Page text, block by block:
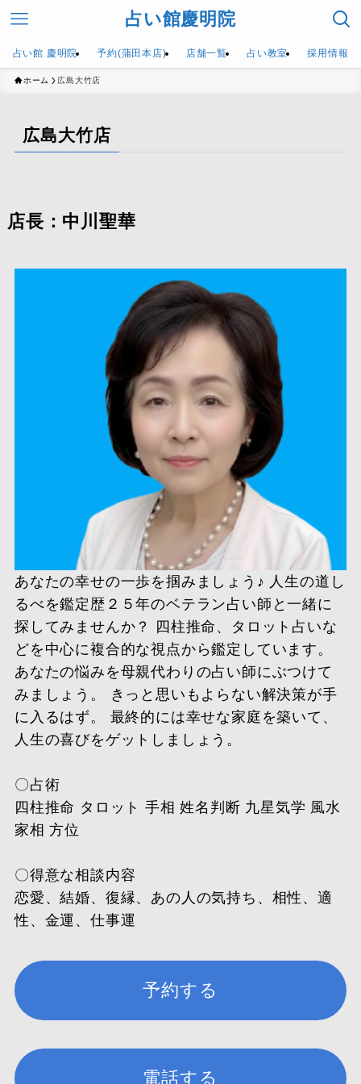
占い館慶明院
占い館 慶明院 予約(蒲田本店) 店舗一覧 占い教室 採用情報
ホーム 広島大竹店
広島大竹店
店長：中川聖華
あなたの幸せの一歩を掴みましょう♪ 人生の道し
るべを鑑定歴２５年のベテラン占い師と一緒に
探してみませんか？ 四柱推命、タロット占いな
どを中心に複合的な視点から鑑定しています。
あなたの悩みを母親代わりの占い師にぶつけて
みましょう。 きっと思いもよらない解決策が手
に入るはず。 最終的には幸せな家庭を築いて、
人生の喜びをゲットしましょう。
〇占術
四柱推命 タロット 手相 姓名判断 九星気学 風水
家相 方位
〇得意な相談内容
恋愛、結婚、復縁、あの人の気持ち、相性、適
性、金運、仕事運
予約する
電話する